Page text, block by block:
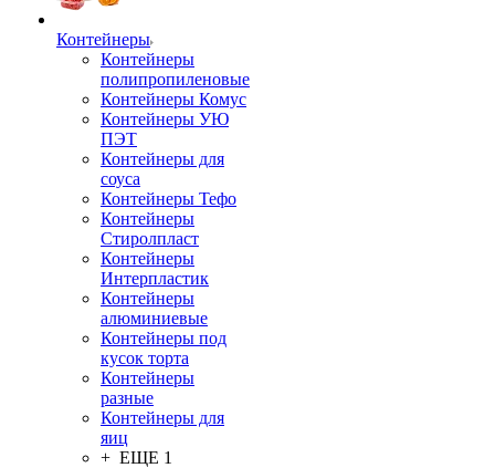
Контейнеры
Контейнеры
полипропиленовые
Контейнеры Комус
Контейнеры УЮ
ПЭТ
Контейнеры для
соуса
Контейнеры Тефо
Контейнеры
Стиролпласт
Контейнеры
Интерпластик
Контейнеры
алюминиевые
Контейнеры под
кусок торта
Контейнеры
разные
Контейнеры для
яиц
+ ЕЩЕ 1